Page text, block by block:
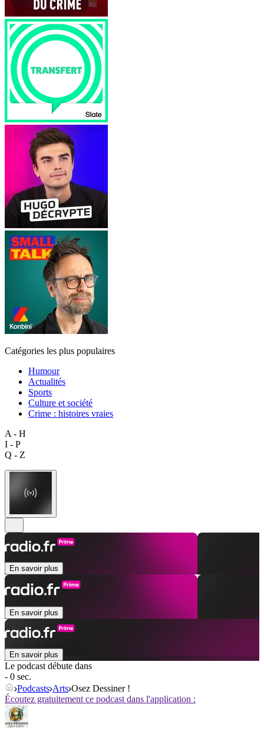
Catégories les plus populaires
Humour
Actualités
Sports
Culture et société
Crime : histoires vraies
A - H
I - P
Q - Z
En savoir plus
En savoir plus
En savoir plus
Le podcast débute dans
- 0 sec.
Podcasts Arts Osez Dessiner !
Écoutez gratuitement ce podcast dans l'application :